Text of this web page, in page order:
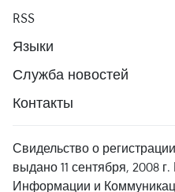
RSS
Языки
Служба новостей
Контакты
Свидельство о
выдано 11 сентября, 2008
Информации и